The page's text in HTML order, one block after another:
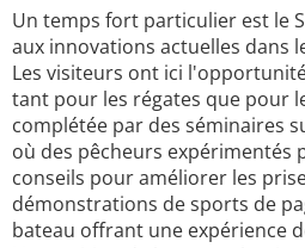
Un temps fort particulier est le
aux innovations actuelles dans
Les visiteurs ont ici
tant pour les régates que pour
complétée par des séminaires
où des pêcheurs expérimentés
conseils pour améliorer les
démonstrations de sports de
bateau offrant une expérience